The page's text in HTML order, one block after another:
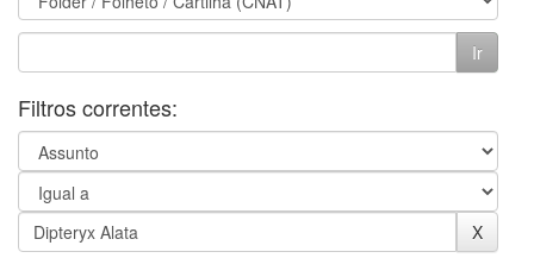
Filtros correntes: